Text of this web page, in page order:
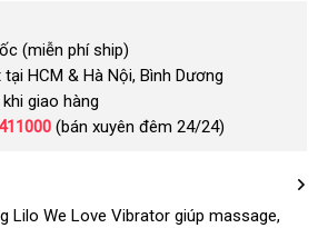
(miễn phí ship)
HCM & Hà Nội, Bình Dương
giao hàng
(bán xuyên đêm 24/24)
Lilo We Love Vibrator giúp massagebỏ
,